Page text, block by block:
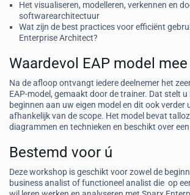
Het visualiseren, modelleren, verkennen en
softwarearchitectuur
Wat zijn de best practices voor efficiënt
Enterprise Architect?
Waardevol EAP model
Na de afloop ontvangt iedere deelnemer het
EAP-model, gemaakt door de trainer. Dat stelt
beginnen aan uw eigen model en dit ook verder
afhankelijk van de scope. Het model bevat
diagrammen en technieken en beschikt over
Bestemd voor ú
Deze workshop is geschikt voor zowel de
business analist of functioneel analist die op